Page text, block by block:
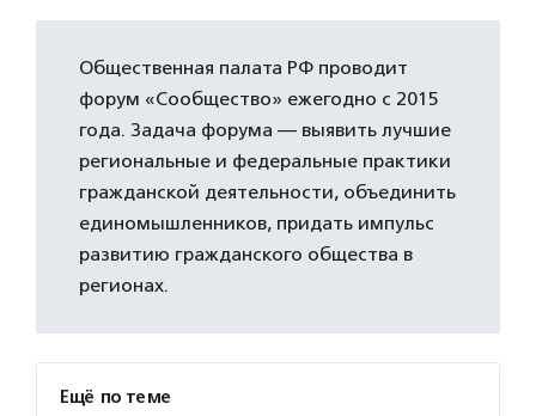
Общественная палата РФ проводит
форум «Сообщество» ежегодно с 2015
года. Задача форума — выявить лучшие
региональные и федеральные практики
гражданской деятельности, объединить
единомышленников, придать импульс
развитию гражданского общества в
регионах.
Ещё по теме